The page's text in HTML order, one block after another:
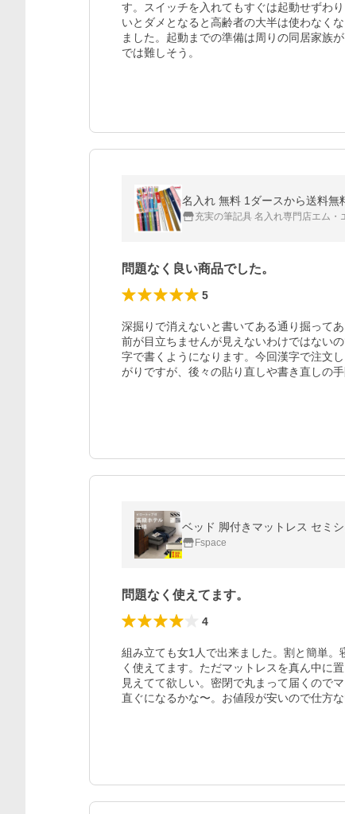
す。スイッチを入れてもすぐは起動せずわ
いとダメとなると高齢者の大半は使わなく
ました。起動までの準備は周りの同居家族
では難しそう。
名入れ 無料 1ダースから送料
充実の筆記具 名入れ専門店エム・
問題なく良い商品でした。
5
深掘りで消えないと書いてある通り掘って
前が目立ちませんが見えないわけではない
字で書くようになります。今回漢字で注文
がりですが、後々の貼り直しや書き直しの
ベッド 脚付きマットレス セミ
Fspace
問題なく使えてます。
4
組み立ても女1人で出来ました。割と簡単
く使えてます。ただマットレスを真ん中に
見えてて欲しい。密閉で丸まって届くので
直ぐになるかな〜。お値段が安いので仕方